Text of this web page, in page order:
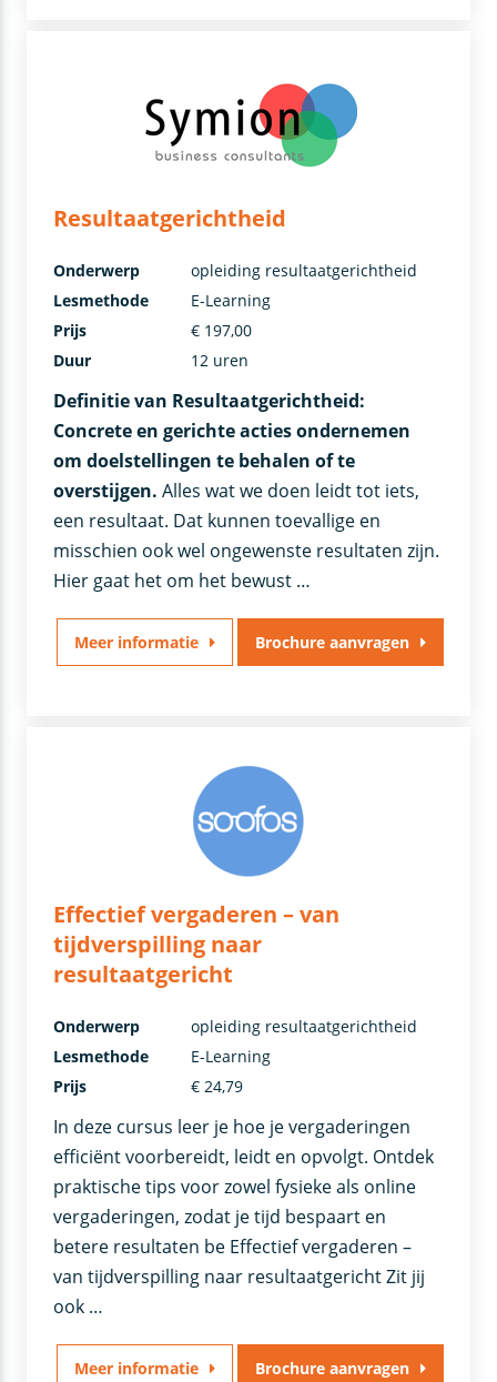
Resultaatgerichtheid
Definitie van Resultaatgerichtheid:
Concrete en gerichte acties ondernemen
om doelstellingen te behalen of te
overstijgen.Alles wat we doen leidt tot iets,
een resultaat. Dat kunnen toevallige en
misschien ook wel ongewenste resultaten zijn.
Hier gaat het om het bewust …
Onderwerp
opleiding resultaatgerichtheid
Lesmethode
E-Learning
Prijs
€ 197,00
Duur
12 uren
Meer informatie Brochure aanvragen
Effectief vergaderen – van
tijdverspilling naar
resultaatgericht
In deze cursus leer je hoe je vergaderingen
efficiënt voorbereidt, leidt en opvolgt. Ontdek
praktische tips voor zowel fysieke als online
vergaderingen, zodat je tijd bespaart en
betere resultaten be Effectief vergaderen –
van tijdverspilling naar resultaatgericht Zit jij
ook …
Onderwerp
opleiding resultaatgerichtheid
Lesmethode
E-Learning
Prijs
€ 24,79
Meer informatie Brochure aanvragen